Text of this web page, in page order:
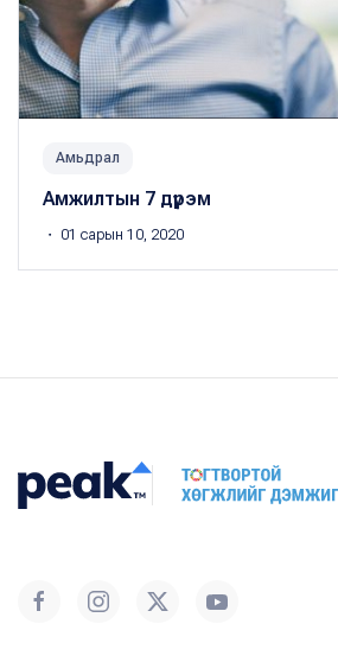
Амьдрал
Амжилтын 7 дүрэм
・ 01 сарын 10, 2020